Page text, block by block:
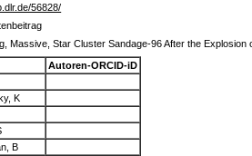
56828/
Massive, Star Cluster Sandage-96 After the Explosion
Autoren-ORCID-iD
K
B